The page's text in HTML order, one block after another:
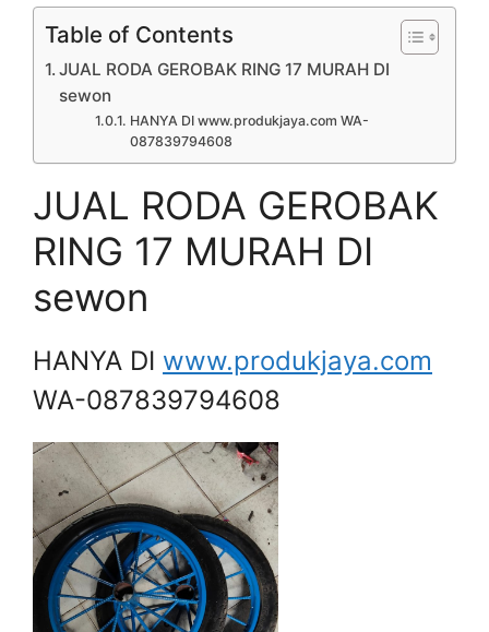
Table of Contents
JUAL RODA GEROBAK RING 17 MURAH DI
sewon
HANYA DI www.produkjaya.com WA-
087839794608
JUAL RODA GEROBAK
RING 17 MURAH DI
sewon
HANYA DI www.produkjaya.com
WA-087839794608